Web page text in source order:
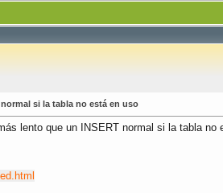
normal si la tabla no está en uso
lento que un INSERT normal si la tabla no